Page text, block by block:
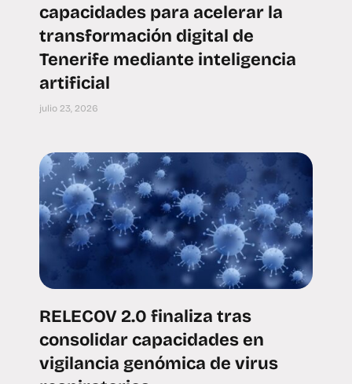
capacidades para acelerar la
transformación digital de
Tenerife mediante inteligencia
artificial
julio 23, 2026
RELECOV 2.0 finaliza tras
consolidar capacidades en
vigilancia genómica de virus